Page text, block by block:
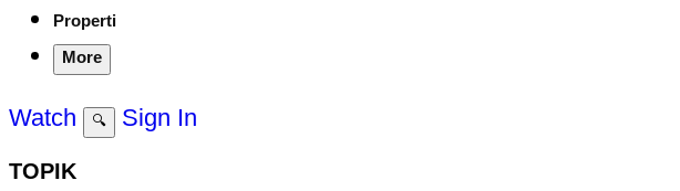
Properti
More
Watch 🔍 Sign In
TOPIK